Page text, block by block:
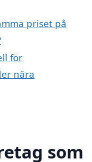
priset på
för
nära
som